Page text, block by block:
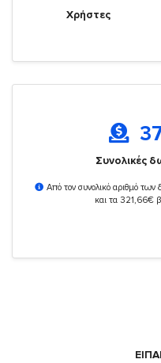
Χρήστες
Συνολικές
Από τον συνολικό αριθμό
και τα 321,66€